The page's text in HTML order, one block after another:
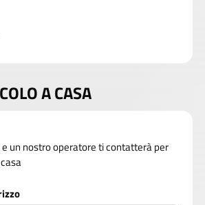
A CASA
un nostro operatore ti contatterà per